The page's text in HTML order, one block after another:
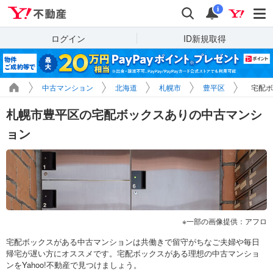
検索 通知
i
ログイン ID新規取得
中古マンション 北海道 札幌市 豊平区 宅配
札幌市豊平区の宅配ボックスありの中古マンシ
ョン
一部の画像提供：アフロ
宅配ボックスがある中古マンションは共働きで留守がちなご夫婦や毎日
帰宅が遅い方にオススメです。宅配ボックスがある理想の中古マンショ
ンをYahoo!不動産で見つけましょう。